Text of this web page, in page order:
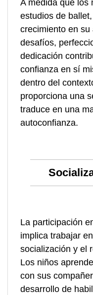
A medida que los
estudios de
crecimiento en
desafíos,
dedicación
confianza en sí
dentro del
proporciona una
traduce en una
autoconfianza.
La participación
implica trabajar
socialización y el
Los niños
con sus
desarrollo de